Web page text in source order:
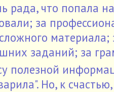
рада, что попала
за
заданий; за
полезной
Но, к